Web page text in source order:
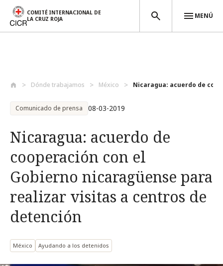
COMITÉ INTERNACIONAL DE
LA CRUZ ROJA
MENÚ
Dónde trabajamos México Nicaragua: acuerdo de
Comunicado de prensa 08-03-2019
Nicaragua: acuerdo de
cooperación con el
Gobierno nicaragüense para
realizar visitas a centros de
detención
México Ayudando a los detenidos